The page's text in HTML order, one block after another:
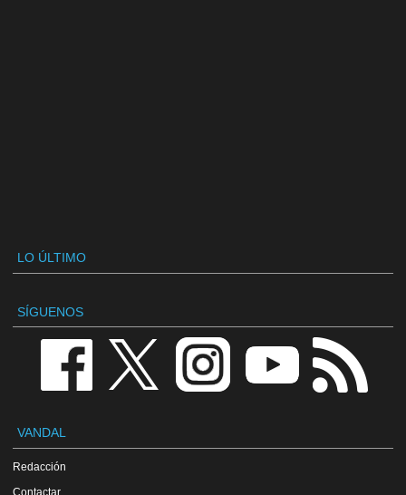
LO ÚLTIMO
SÍGUENOS
VANDAL
Redacción
Contactar